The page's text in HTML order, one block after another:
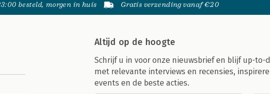
besteld, morgen in huis Gratis verzending vanaf €20
Altijd op de hoogte
Schrijf u in voor onze nieuwsbrief en blijf up-to-
met relevante interviews en recensies,
events en de beste acties.